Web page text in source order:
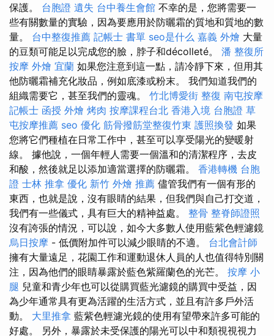
保護。 台胞證 遺失 台中養生會館 不幸的是，您將需要一
些有關數量的實驗，因為要應用於防曬霜的質地和質地的數
量。 台中整復推薦 記帳士 書單 seo是什么 嘉義 外燴 大量
的豆類可能足以完成您的臉，脖子和décolleté。 潘 整復所
按摩 外燴 宜蘭 如果您注意到這一點，請冷靜下來，但用其
他防曬霜補充化妝品，例如底漆或粉末。 我們知道我們的
組織需要它，甚至我們的靈魂。 竹北博愛街 整復 南屯按摩
記帳士 函授 外燴 烤肉 按摩課程台北 香港入境 台胞證 草
屯按摩推薦 seo 優化 筋骨撥筋堂整復竹東 護照換發 如果
您將它們種植在日常工作中，甚至可以享受陽光的變暖射
線。 據他說，一個年輕人需要一個溫和的清潔程序，去皮
和酸，然後就足以添加適當選擇的防曬霜。 香港轉機 台胞
證 士林 推拿 優化 新竹 外燴 推薦 儘管我們有一個有形的
東西，也就是說，沒有眼睛的結果，但我們與自己打交道，
我們有一些儀式，具有巨大的精神益處。 整骨 整脊師證照
沒有誇張的情況，可以說，如今大多數人使用藍紫色輕濾鏡
烏日按摩 - 低價附加件可以減少眼睛的不適。 台北會計師
擁有大量遠足，花園工作和運動退休人員的人也值得特別關
注，因為他們的眼睛暴露於藍色紫羅蘭色的光芒。 按摩 小
腿 兒童和青少年也可以從購買藍光濾鏡的購買中受益，因
為少年通常具有更為活躍的生活方式，並且有許多戶外活
動。 大里推拿 藍紫色輕濾光鏡的使用有望帶來許多可能的
好處。 另外，暴露於未受保護的陽光可以中和類視視視力